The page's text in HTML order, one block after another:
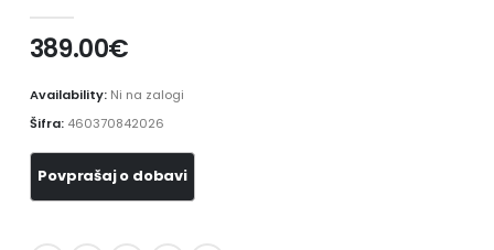
389.00€
Availability: Ni na zalogi
Šifra: 460370842026